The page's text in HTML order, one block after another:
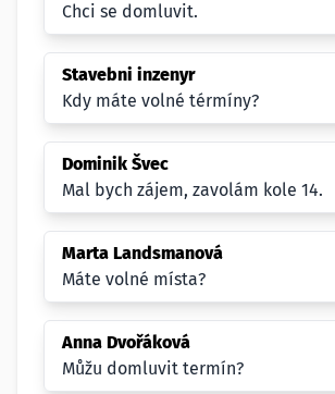
Chci se domluvit.
Stavebni inzenyr
Kdy máte volné térmíny?
Dominik Švec
Mal bych zájem, zavolám kole 14.
Marta Landsmanová
Máte volné místa?
Anna Dvořáková
Můžu domluvit termín?